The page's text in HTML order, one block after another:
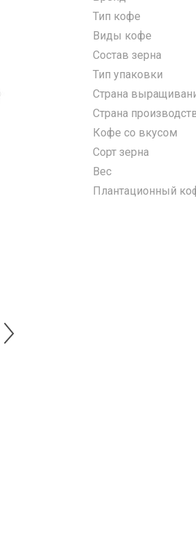
Тип кофе
Виды кофе
Состав зерна
Тип упаковки
Страна
Страна
Кофе со вкусом
Сорт зерна
Вес
Плантационный